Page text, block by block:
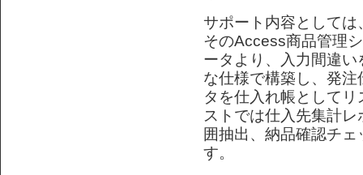
サポート内容として
そのAccess商品管理
ータより、入力間違
な仕様で構築し、発
タを仕入れ帳として
ストでは仕入先集計
囲抽出、納品確認チ
す。